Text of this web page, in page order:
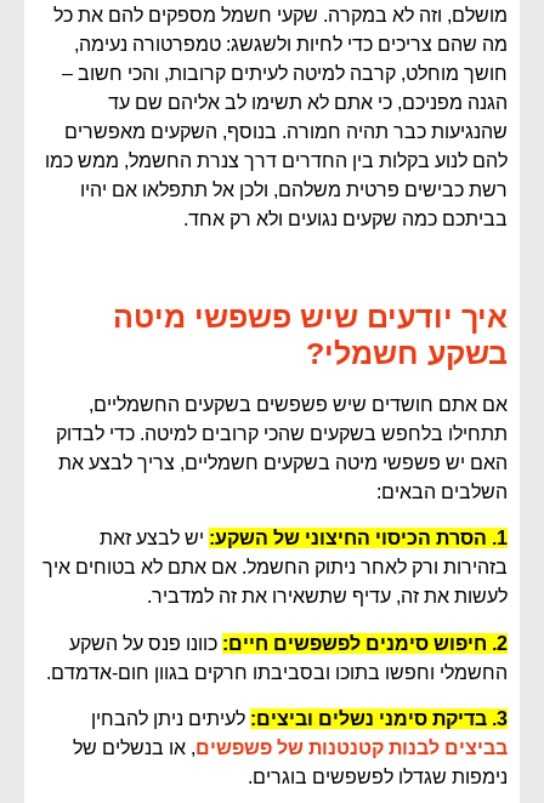
מושלם, וזה לא במקרה. שקעי חשמל מספקים להם את כל
מה שהם צריכים כדי לחיות ולשגשג: טמפרטורה נעימה,
חושך מוחלט, קרבה למיטה לעיתים קרובות, והכי חשוב –
הגנה מפניכם, כי אתם לא תשימו לב אליהם שם עד
שהנגיעות כבר תהיה חמורה. בנוסף, השקעים מאפשרים
להם לנוע בקלות בין החדרים דרך צנרת החשמל, ממש כמו
רשת כבישים פרטית משלהם, ולכן אל תתפלאו אם יהיו
בביתכם כמה שקעים נגועים ולא רק אחד.
איך יודעים שיש פשפשי מיטה
בשקע חשמלי?
אם אתם חושדים שיש פשפשים בשקעים החשמליים,
תתחילו בלחפש בשקעים שהכי קרובים למיטה. כדי לבדוק
האם יש פשפשי מיטה בשקעים חשמליים, צריך לבצע את
השלבים הבאים:
1. הסרת הכיסוי החיצוני של השקע:
יש לבצע זאת
בזהירות ורק לאחר ניתוק החשמל. אם אתם לא בטוחים איך
לעשות את זה, עדיף שתשאירו את זה למדביר.
2. חיפוש סימנים לפשפשים חיים:
כוונו פנס על השקע
החשמלי וחפשו בתוכו ובסביבתו חרקים בגוון חום-אדמדם.
3. בדיקת סימני נשלים וביצים:
לעיתים ניתן להבחין
בביצים לבנות קטנטנות של פשפשים, או בנשלים של
נימפות שגדלו לפשפשים בוגרים.